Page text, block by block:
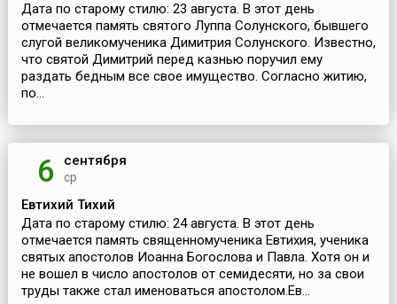
Дата по старому стилю: 23 августа. В этот день
отмечается память святого Луппа Солунского, бывшего
слугой великомученика Димитрия Солунского. Известно,
что святой Димитрий перед казнью поручил ему
раздать бедным все свое имущество. Согласно житию,
по...
6 сентября
ср
Евтихий Тихий
Дата по старому стилю: 24 августа. В этот день
отмечается память священномученика Евтихия, ученика
святых апостолов Иоанна Богослова и Павла. Хотя он и
не вошел в число апостолов от семидесяти, но за свои
труды также стал именоваться апостолом.Ев...